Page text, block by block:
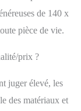
parcours
pays.
propres
de 140 x
pièce de vie.
prix ?
juger élevé, les
des matériaux et